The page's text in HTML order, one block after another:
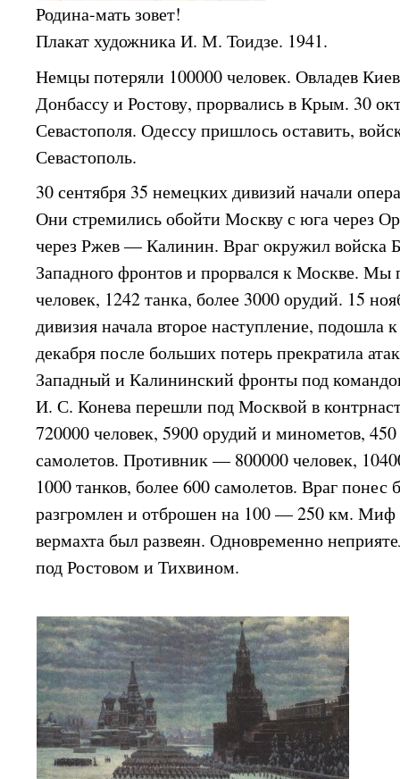
Родина-мать зовет!
Плакат художника И. М. Тоидзе. 1941.
Немцы потеряли 100000 человек. Овладев
Донбассу и Ростову, прорвались в Крым. 30
Севастополя. Одессу пришлось оставить,
Севастополь.
30 сентября 35 немецких дивизий начали
Они стремились обойти Москву с юга через
через Ржев — Калинин. Враг окружил войска
Западного фронтов и прорвался к Москве. Мы
человек, 1242 танка, более 3000 орудий. 15
дивизия начала второе наступление, подошла
декабря после больших потерь прекратила
Западный и Калининский фронты под
И. С. Конева перешли под Москвой в
720000 человек, 5900 орудий и минометов,
самолетов. Противник — 800000 человек,
1000 танков, более 600 самолетов. Враг
разгромлен и отброшен на 100 — 250 км. Миф
вермахта был развеян. Одновременно
под Ростовом и Тихвином.